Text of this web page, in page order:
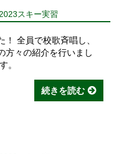
スキー実習
全員で校歌斉唱し、
方々の紹介を行いまし
。
続きを読む